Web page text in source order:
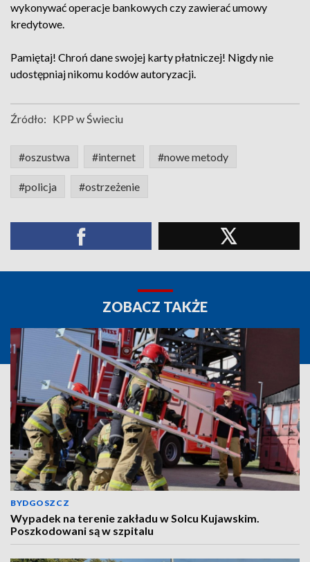
wykonywać operacje bankowych czy zawierać umowy
kredytowe.
Pamiętaj! Chroń dane swojej karty płatniczej! Nigdy nie
udostępniaj nikomu kodów autoryzacji.
Źródło: KPP w Świeciu
#oszustwa #internet #nowe metody
#policja #ostrzeżenie
ZOBACZ TAKŻE
BYDGOSZCZ
Wypadek na terenie zakładu w Solcu Kujawskim.
Poszkodowani są w szpitalu